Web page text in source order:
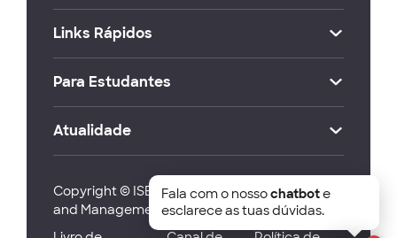
Links Rápidos
Para Estudantes
Atualidade
Copyright © ISEG Lisbon School of Economics
and Management 2026
Fala com o nossochatbote
esclarece as tuas dúvidas.